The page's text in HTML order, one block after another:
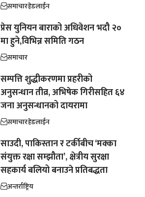
समाचारहेडलाईन
प्रेस युनियन बाराको अधिवेशन भदौ २०
मा हुने,विभिन्न समिति गठन
समाचार
सम्पत्ति शुद्धीकरणमा प्रहरीको
अनुसन्धान तीव्र, अभिषेक गिरीसहित ६४
जना अनुसन्धानको दायरामा
समाचारहेडलाईन
साउदी, पाकिस्तान र टर्कीबीच ‘मक्का
संयुक्त रक्षा सम्झौता’, क्षेत्रीय सुरक्षा
सहकार्य बलियो बनाउने प्रतिबद्धता
अन्तर्राष्ट्रिय